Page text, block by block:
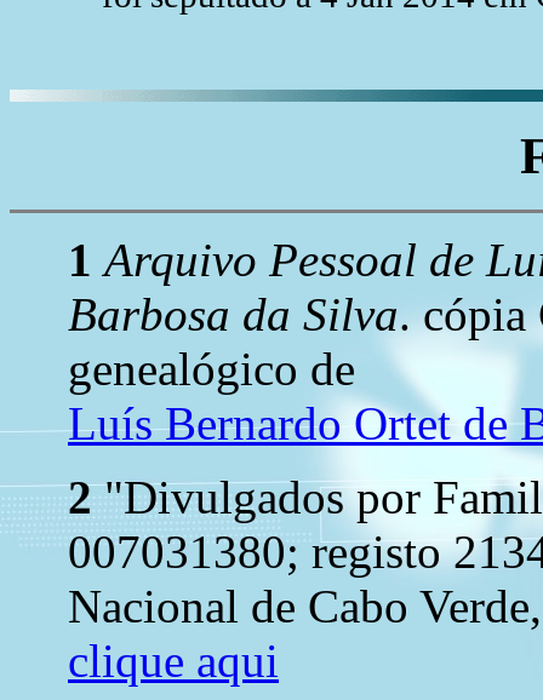
1 Arquivo Pessoal de
Barbosa da Silva.
genealógico de
Luís Bernardo Ortet de
2"Divulgados por
007031380; registo
Nacional de Cabo
clique aqui